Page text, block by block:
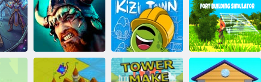
Card Clash:
Battle Arena
Neon Tank
Aréna
Impostor Duck
Online